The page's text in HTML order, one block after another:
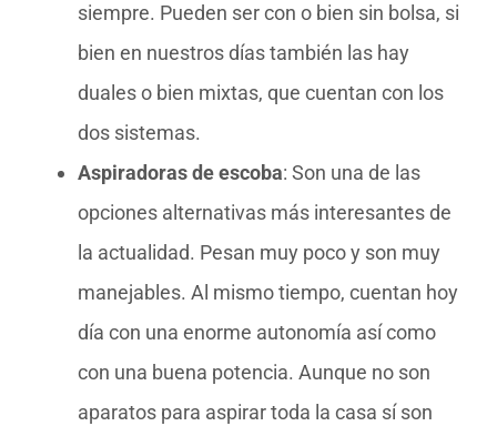
siempre. Pueden ser con o bien sin bolsa, si
bien en nuestros días también las hay
duales o bien mixtas, que cuentan con los
dos sistemas.
Aspiradoras de escoba: Son una de las
opciones alternativas más interesantes de
la actualidad. Pesan muy poco y son muy
manejables. Al mismo tiempo, cuentan hoy
día con una enorme autonomía así como
con una buena potencia. Aunque no son
aparatos para aspirar toda la casa sí son